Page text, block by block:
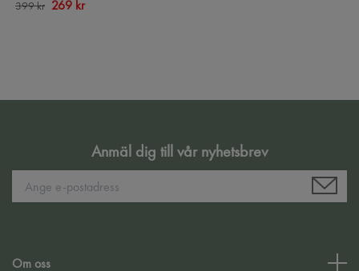
399 kr 269 kr
Anmäl dig till vår nyhetsbrev
Om oss